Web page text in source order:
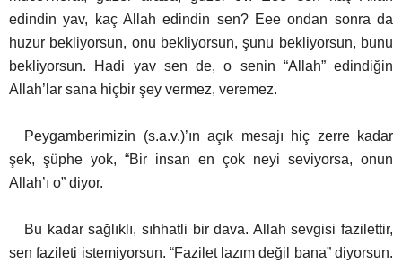
edindin yav, kaç Allah edindin sen? Eee ondan sonra da
huzur bekliyorsun, onu bekliyorsun, şunu bekliyorsun, bunu
bekliyorsun. Hadi yav sen de, o senin “Allah” edindiğin
Allah’lar sana hiçbir şey vermez, veremez.
Peygamberimizin (s.a.v.)’ın açık mesajı hiç zerre kadar
şek, şüphe yok, “Bir insan en çok neyi seviyorsa, onun
Allah’ı o” diyor.
Bu kadar sağlıklı, sıhhatli bir dava. Allah sevgisi fazilettir,
sen fazileti istemiyorsun. “Fazilet lazım değil bana” diyorsun.